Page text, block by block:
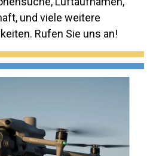
und viele weitere
Rufen Sie uns an!